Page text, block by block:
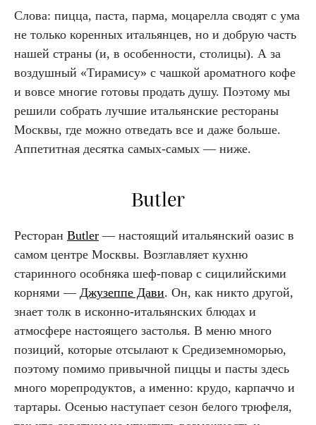
Слова: пицца, паста, парма, моцарелла сводят с ума
не только коренных итальянцев, но и добрую часть
нашей страны (и, в особенности, столицы). А за
воздушный «Тирамису» с чашкой ароматного кофе
и вовсе многие готовы продать душу. Поэтому мы
решили собрать лучшие итальянские рестораны
Москвы, где можно отведать все и даже больше.
Аппетитная десятка самых-самых — ниже.
Butler
Ресторан Butler — настоящий итальянский оазис в
самом центре Москвы. Возглавляет кухню
старинного особняка шеф-повар с сицилийскими
корнями — Джузеппе Дави. Он, как никто другой,
знает толк в исконно-итальянских блюдах и
атмосфере настоящего застолья. В меню много
позиций, которые отсылают к Средиземноморью,
поэтому помимо привычной пиццы и пасты здесь
много морепродуктов, а именно: крудо, карпаччо и
тартары. Осенью наступает сезон белого трюфеля,